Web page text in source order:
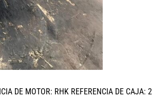
DE MOTOR: RHK REFERENCIA DE CAJA: